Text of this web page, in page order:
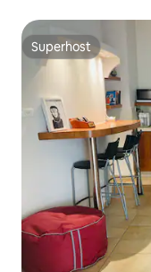
Superhost
Superhost